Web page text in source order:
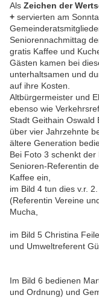
Als Zeichen der
+ servierten am
Seniorennachmittag
gratis Kaffee und
Gästen kamen bei
unterhaltsamen und
auf ihre Kosten.
Altbürgermeister und
ebenso wie
Stadt Geithain Oswald
über vier Jahrzehnte
ältere Generation
Bei Foto 3 schenkt
Senioren-Referentin
Kaffee ein,
im Bild 4 tun dies v.r.
(Referentin Vereine
Mucha,
im Bild 5 Christina
und Umweltreferent
Im Bild 6 bedienen
und Ordnung) und